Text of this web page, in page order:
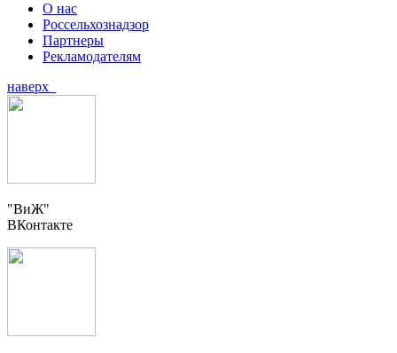
О нас
Россельхознадзор
Партнеры
Рекламодателям
наверх
"ВиЖ"
ВКонтакте